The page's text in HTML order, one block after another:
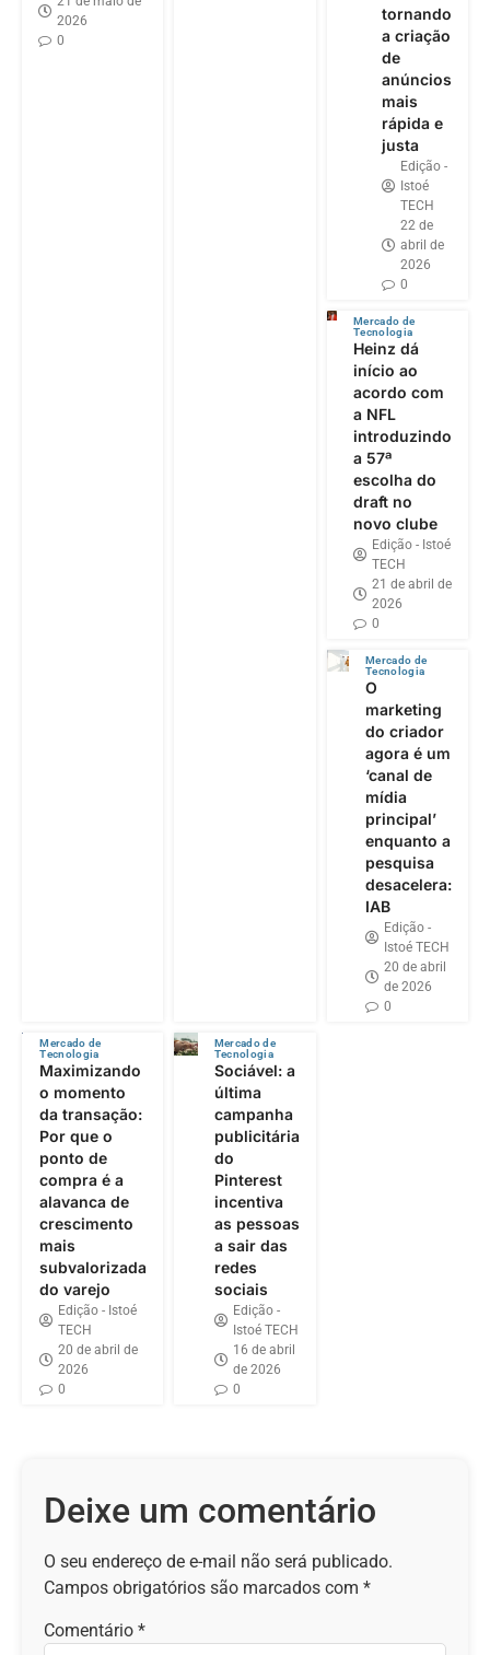
2026
0
tornando
a criação
de
anúncios
mais
rápida e
justa
Edição -
Istoé
TECH
22 de
abril de
2026
0
Mercado de
Tecnologia
Heinz dá
início ao
acordo com
a NFL
introduzindo
a 57ª
escolha do
draft no
novo clube
Edição - Istoé
TECH
21 de abril de
2026
0
Mercado de
Tecnologia
O
marketing
do criador
agora é um
‘canal de
mídia
principal’
enquanto a
pesquisa
desacelera:
IAB
Edição -
Istoé TECH
20 de abril
de 2026
0
Mercado de
Tecnologia
Maximizando
o momento
da transação:
Por que o
ponto de
compra é a
alavanca de
crescimento
mais
subvalorizada
do varejo
Edição - Istoé
TECH
20 de abril de
2026
0
Mercado de
Tecnologia
Sociável: a
última
campanha
publicitária
do
Pinterest
incentiva
as pessoas
a sair das
redes
sociais
Edição -
Istoé TECH
16 de abril
de 2026
0
Deixe um comentário
O seu endereço de e-mail não será publicado.
Campos obrigatórios são marcados com *
Comentário *